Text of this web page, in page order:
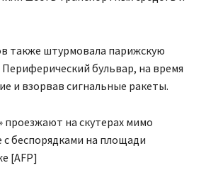
также штурмовала парижскую
бульвар, на время
и взорвав сигнальные ракеты.
на скутерах мимо
беспорядками на площади
[AFP]